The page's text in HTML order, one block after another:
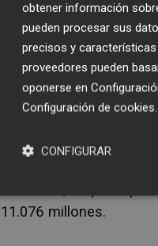
de 2024, el
ya sólo 2.699
superada con los
millones de euros
el beneficio del
millones, lo que
millones.
obtener información
pueden procesar sus
precisos y
proveedores pueden
oponerse en
Configuración de cookies.
CONFIGURAR